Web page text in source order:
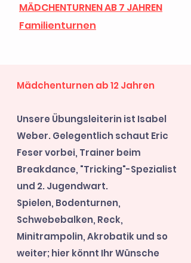
MÄDCHENTURNEN AB 7 JAHREN
Familienturnen
Mädchenturnen ab 12 Jahren
Unsere Übungsleiterin ist Isabel
Weber. Gelegentlich schaut Eric
Feser vorbei, Trainer beim
Breakdance, "Tricking"-Spezialist
und 2. Jugendwart.
Spielen, Bodenturnen,
Schwebebalken, Reck,
Minitrampolin, Akrobatik und so
weiter; hier könnt Ihr Wünsche